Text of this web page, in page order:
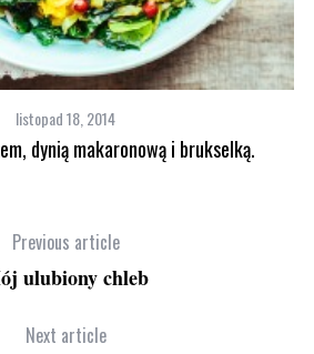
listopad 18, 2014
dynią makaronową i brukselką.
Previous article
ulubiony chleb
Next article